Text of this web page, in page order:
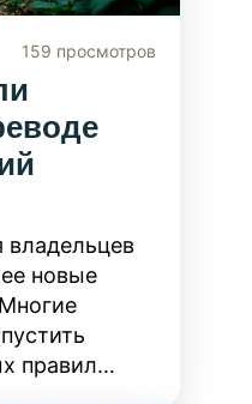
159 просмотров
новые
правил